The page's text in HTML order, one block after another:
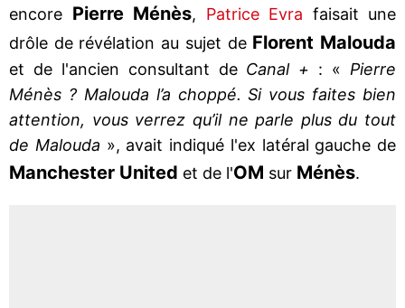
encore Pierre Ménès, Patrice Evra faisait une
drôle de révélation au sujet de Florent Malouda
et de l'ancien consultant de Canal + : « Pierre
Ménès ? Malouda l’a choppé. Si vous faites bien
attention, vous verrez qu’il ne parle plus du tout
de Malouda », avait indiqué l'ex latéral gauche de
Manchester United et de l'OM sur Ménès.